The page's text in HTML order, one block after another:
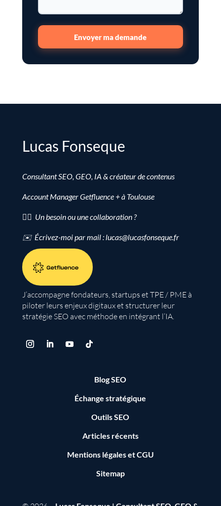
Envoyer ma demande
Lucas Fonseque
Consultant SEO, GEO, IA & créateur de contenus
Account Manager Getfluence + à Toulouse
👉🏻 Un besoin ou une collaboration ?
✉️ Écrivez-moi par mail : lucas@lucasfonseque.fr
J’accompagne fondateurs, startups et TPE / PME à
piloter leurs enjeux digitaux et structurer leur
stratégie SEO avec méthode en intégrant l’IA.
Blog SEO
Échange stratégique
Outils SEO
Articles récents
Mentions légalesetCGU
Sitemap